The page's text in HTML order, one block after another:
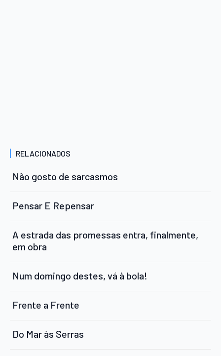
RELACIONADOS
Não gosto de sarcasmos
Pensar E Repensar
A estrada das promessas entra, finalmente,
em obra
Num domingo destes, vá à bola!
Frente a Frente
Do Mar às Serras